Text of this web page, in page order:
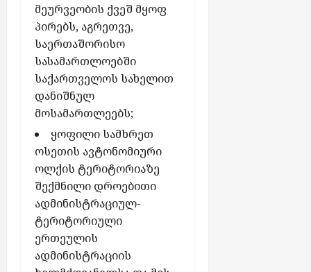
მეურვეობის ქვეშ მყოფ
პირებს, აგრეთვე,
საერთაშორისო
სასამართლოებში
საქართველოს სახელით
დანიშნულ
მოსამართლეებს;
ყოფილი სამხრეთ
ოსეთის ავტონომიური
ოლქის ტერიტორიაზე
შექმნილი დროებითი
ადმინისტრაციულ-
ტერიტორიული
ერთეულის
ადმინისტრაციის